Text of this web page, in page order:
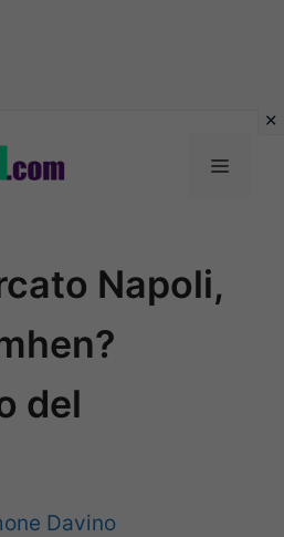
Menu
Napoli,
del
Davino